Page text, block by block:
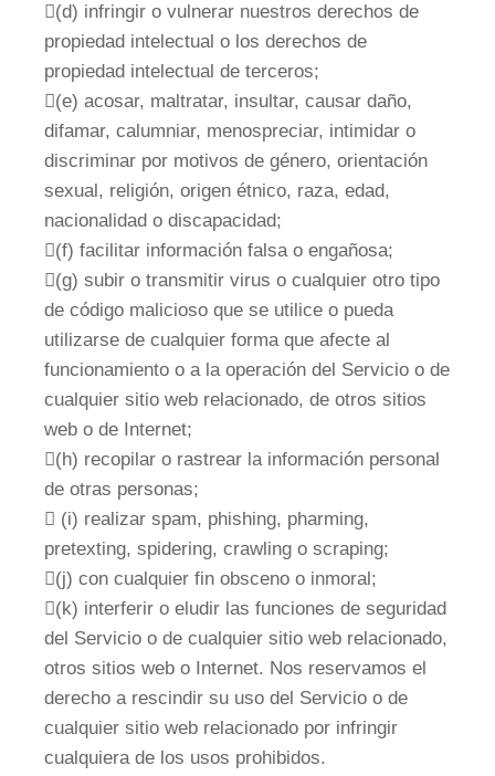
(d) infringir o vulnerar nuestros derechos de
propiedad intelectual o los derechos de
propiedad intelectual de terceros;
(e) acosar, maltratar, insultar, causar daño,
difamar, calumniar, menospreciar, intimidar o
discriminar por motivos de género, orientación
sexual, religión, origen étnico, raza, edad,
nacionalidad o discapacidad;
(f) facilitar información falsa o engañosa;
(g) subir o transmitir virus o cualquier otro tipo
de código malicioso que se utilice o pueda
utilizarse de cualquier forma que afecte al
funcionamiento o a la operación del Servicio o de
cualquier sitio web relacionado, de otros sitios
web o de Internet;
(h) recopilar o rastrear la información personal
de otras personas;
 (i) realizar spam, phishing, pharming,
pretexting, spidering, crawling o scraping;
(j) con cualquier fin obsceno o inmoral;
(k) interferir o eludir las funciones de seguridad
del Servicio o de cualquier sitio web relacionado,
otros sitios web o Internet. Nos reservamos el
derecho a rescindir su uso del Servicio o de
cualquier sitio web relacionado por infringir
cualquiera de los usos prohibidos.